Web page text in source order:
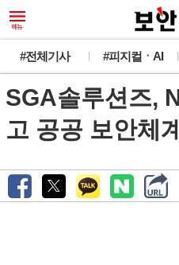
#전체기사 #피지컬ㆍAI
SGA솔루션즈,
고 공공 보안체